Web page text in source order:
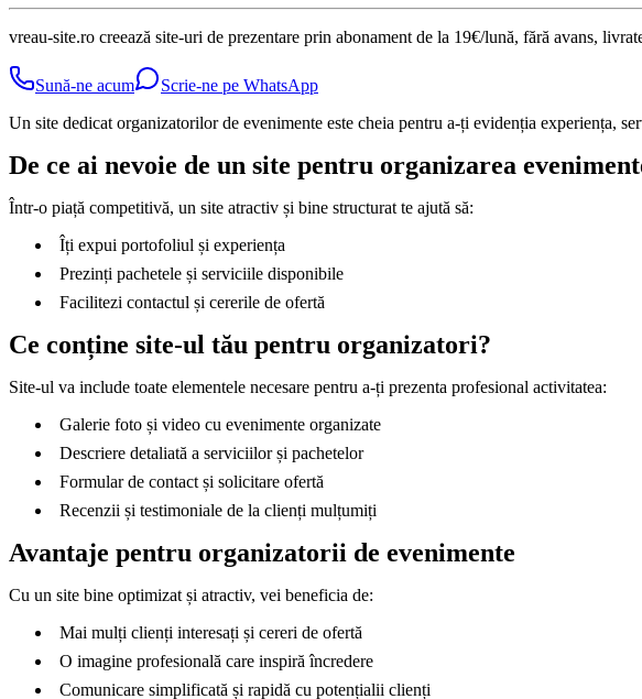
vreau-site.ro creează site-uri de prezentare prin abonament de la 19€/lună, fără avans,
Sună-ne acum
Scrie-ne pe WhatsApp
Un site dedicat organizatorilor de evenimente este cheia pentru a-ți evidenția experiența,
De ce ai nevoie de un site pentru organizarea
Într-o piață competitivă, un site atractiv și bine structurat te ajută să:
Îți expui portofoliul și experiența
Prezinți pachetele și serviciile disponibile
Facilitezi contactul și cererile de ofertă
Ce conține site-ul tău pentru organizatori?
Site-ul va include toate elementele necesare pentru a-ți prezenta profesional activitatea:
Galerie foto și video cu evenimente organizate
Descriere detaliată a serviciilor și pachetelor
Formular de contact și solicitare ofertă
Recenzii și testimoniale de la clienți mulțumiți
Avantaje pentru organizatorii de evenimente
Cu un site bine optimizat și atractiv, vei beneficia de:
Mai mulți clienți interesați și cereri de ofertă
O imagine profesională care inspiră încredere
Comunicare simplificată și rapidă cu potențialii clienți